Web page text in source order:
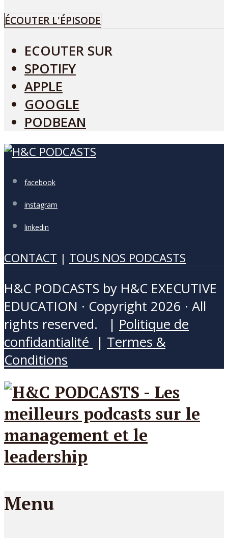
ÉCOUTER L'ÉPISODE
ECOUTER SUR
SPOTIFY
APPLE
GOOGLE
PODBEAN
facebook
instagram
linkedin
CONTACT | TOUS NOS PODCASTS
H&C PODCASTS by H&C EXECUTIVE
EDUCATION · Copyright 2026 · All
rights reserved. | Politique de
confidantialité | Termes &
Conditions
Menu